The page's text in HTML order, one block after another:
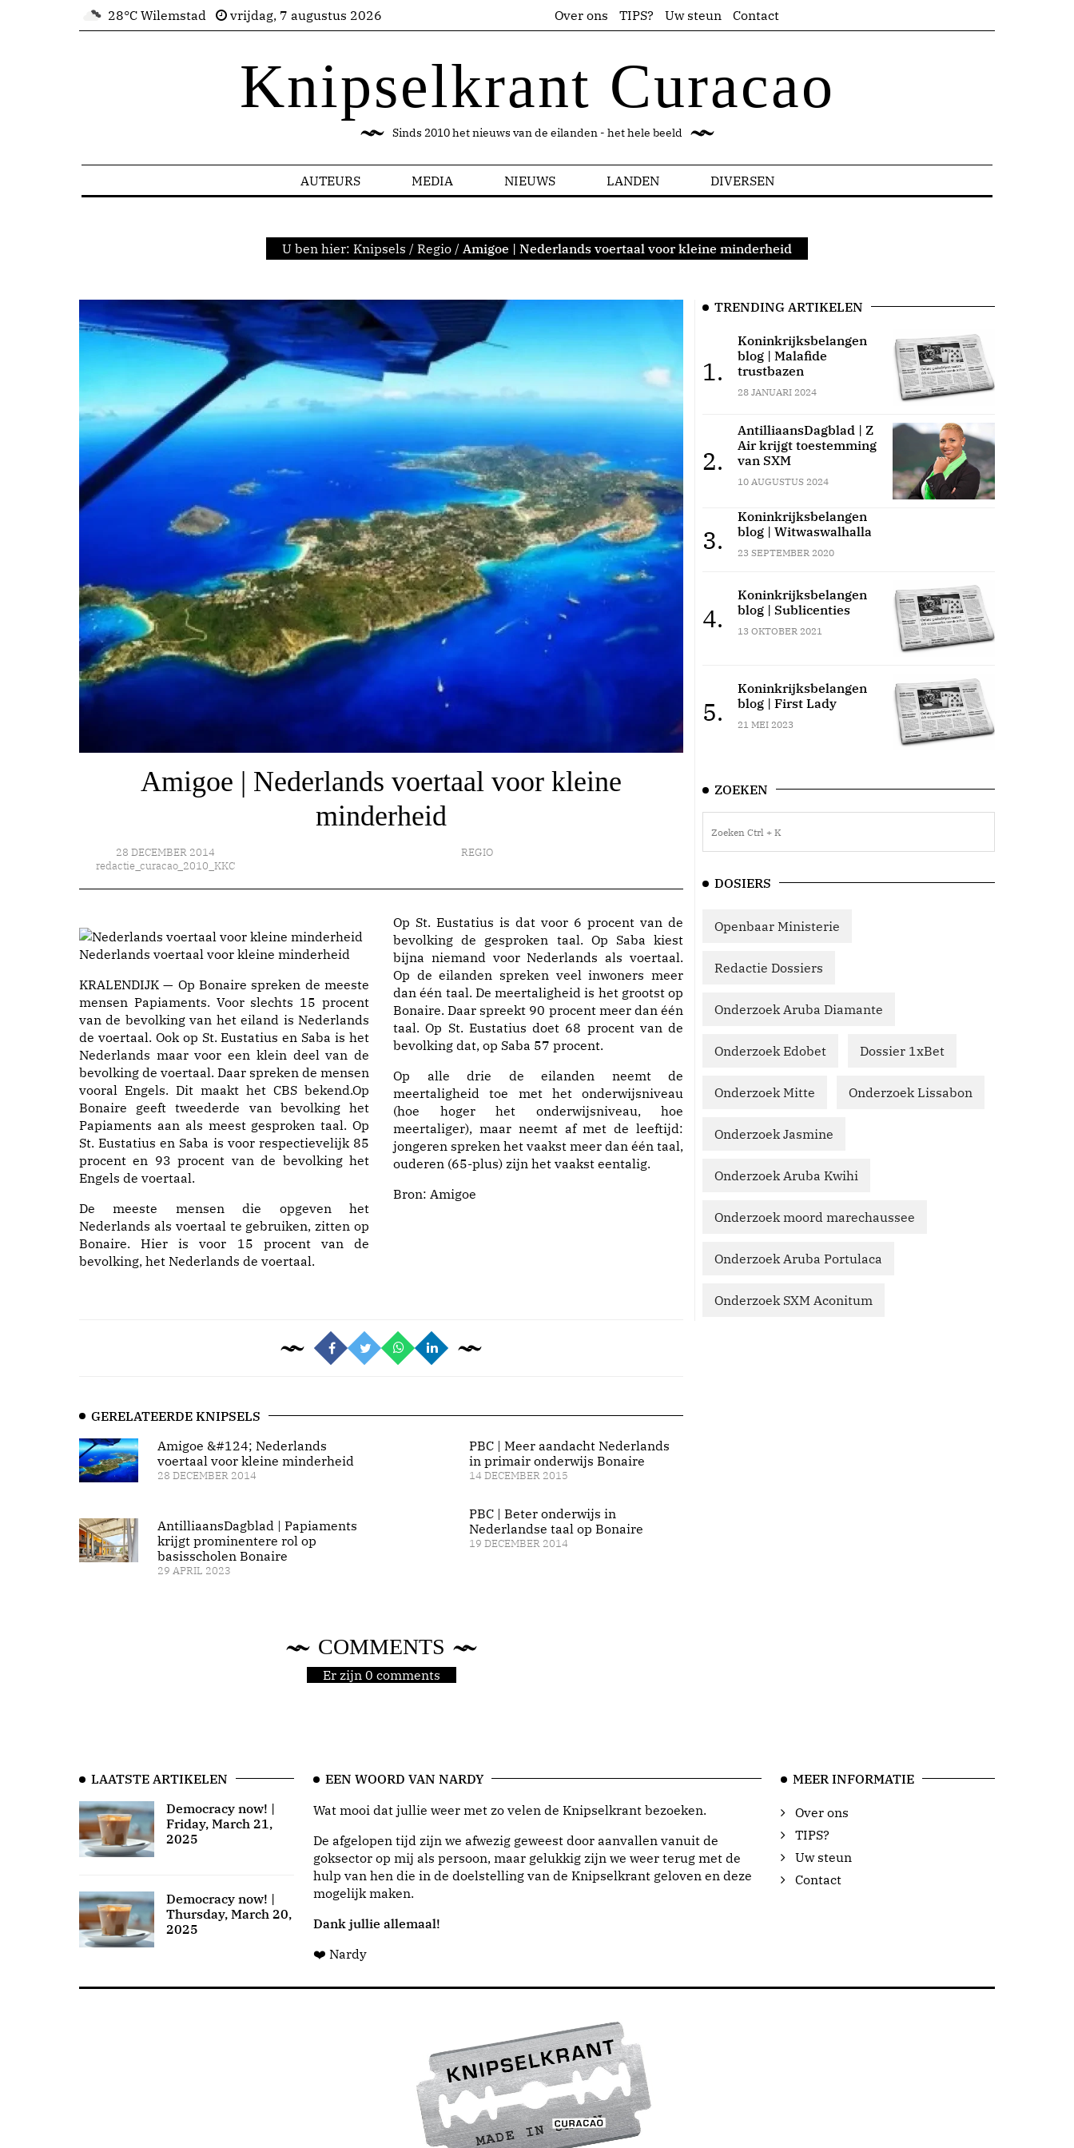
28°C Wilemstad vrijdag, 7 augustus 2026 Over ons TIPS? Uw steun Contact
Knipselkrant Curacao
Sinds 2010 het nieuws van de eilanden - het hele beeld
AUTEURS MEDIA NIEUWS LANDEN DIVERSEN
U ben hier: Knipsels / Regio / Amigoe | Nederlands voertaal voor kleine minderheid
Amigoe | Nederlands voertaal voor kleine
minderheid
28 DECEMBER 2014
redactie_curacao_2010_KKC
REGIO
Nederlands voertaal voor kleine minderheid
KRALENDIJK — Op Bonaire spreken de meeste
mensen Papiaments. Voor slechts 15 procent
van de bevolking van het eiland is Nederlands
de voertaal. Ook op St. Eustatius en Saba is het
Nederlands maar voor een klein deel van de
bevolking de voertaal. Daar spreken de mensen
vooral Engels. Dit maakt het CBS bekend.Op
Bonaire geeft tweederde van bevolking het
Papiaments aan als meest gesproken taal. Op
St. Eustatius en Saba is voor respectievelijk 85
procent en 93 procent van de bevolking het
Engels de voertaal.
De meeste mensen die opgeven het
Nederlands als voertaal te gebruiken, zitten op
Bonaire. Hier is voor 15 procent van de
bevolking, het Nederlands de voertaal.
Op St. Eustatius is dat voor 6 procent van de
bevolking de gesproken taal. Op Saba kiest
bijna niemand voor Nederlands als voertaal.
Op de eilanden spreken veel inwoners meer
dan één taal. De meertaligheid is het grootst op
Bonaire. Daar spreekt 90 procent meer dan één
taal. Op St. Eustatius doet 68 procent van de
bevolking dat, op Saba 57 procent.
Op alle drie de eilanden neemt de
meertaligheid toe met het onderwijsniveau
(hoe hoger het onderwijsniveau, hoe
meertaliger), maar neemt af met de leeftijd:
jongeren spreken het vaakst meer dan één taal,
ouderen (65-plus) zijn het vaakst eentalig.
Bron: Amigoe
GERELATEERDE KNIPSELS
Amigoe &#124; Nederlands
voertaal voor kleine minderheid
28 DECEMBER 2014
AntilliaansDagblad | Papiaments
krijgt prominentere rol op
basisscholen Bonaire
29 APRIL 2023
PBC | Meer aandacht Nederlands
in primair onderwijs Bonaire
14 DECEMBER 2015
PBC | Beter onderwijs in
Nederlandse taal op Bonaire
19 DECEMBER 2014
COMMENTS
Er zijn 0 comments
TRENDING ARTIKELEN
1.
Koninkrijksbelangen
blog | Malafide
trustbazen
28 JANUARI 2024
2.
AntilliaansDagblad | Z
Air krijgt toestemming
van SXM
10 AUGUSTUS 2024
3.
Koninkrijksbelangen
blog | Witwaswalhalla
23 SEPTEMBER 2020
4.
Koninkrijksbelangen
blog | Sublicenties
13 OKTOBER 2021
5.
Koninkrijksbelangen
blog | First Lady
21 MEI 2023
ZOEKEN
DOSIERS
Openbaar Ministerie
Redactie Dossiers
Onderzoek Aruba Diamante
Onderzoek Edobet Dossier 1xBet
Onderzoek Mitte Onderzoek Lissabon
Onderzoek Jasmine
Onderzoek Aruba Kwihi
Onderzoek moord marechaussee
Onderzoek Aruba Portulaca
Onderzoek SXM Aconitum
LAATSTE ARTIKELEN
Democracy now! |
Friday, March 21,
2025
Democracy now! |
Thursday, March 20,
2025
EEN WOORD VAN NARDY
Wat mooi dat jullie weer met zo velen de Knipselkrant bezoeken.
De afgelopen tijd zijn we afwezig geweest door aanvallen vanuit de
goksector op mij als persoon, maar gelukkig zijn we weer terug met de
hulp van hen die in de doelstelling van de Knipselkrant geloven en deze
mogelijk maken.
Dank jullie allemaal!
❤️ Nardy
MEER INFORMATIE
Over ons
TIPS?
Uw steun
Contact